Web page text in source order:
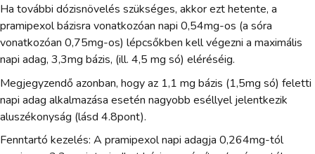
Ha további dózisnövelés szükséges, akkor ezt hetente, a
pramipexol bázisra vonatkozóan napi 0,54mg-os (a sóra
vonatkozóan 0,75mg-os) lépcsőkben kell végezni a maximális
napi adag, 3,3mg bázis, (ill. 4,5 mg só) eléréséig.
Megjegyzendő azonban, hogy az 1,1 mg bázis (1,5mg só) feletti
napi adag alkalmazása esetén nagyobb eséllyel jelentkezik
aluszékonyság (lásd 4.8pont).
Fenntartó kezelés: A pramipexol napi adagja 0,264mg-tól